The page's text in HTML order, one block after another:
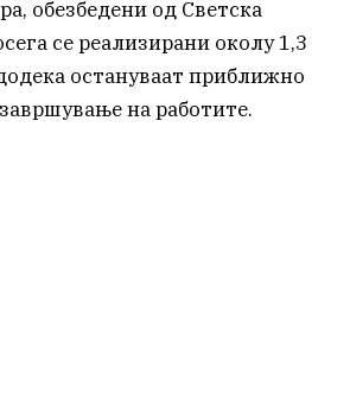
обезбедени од Светска
се реализирани околу 1,3
остануваат приближно
на работите.